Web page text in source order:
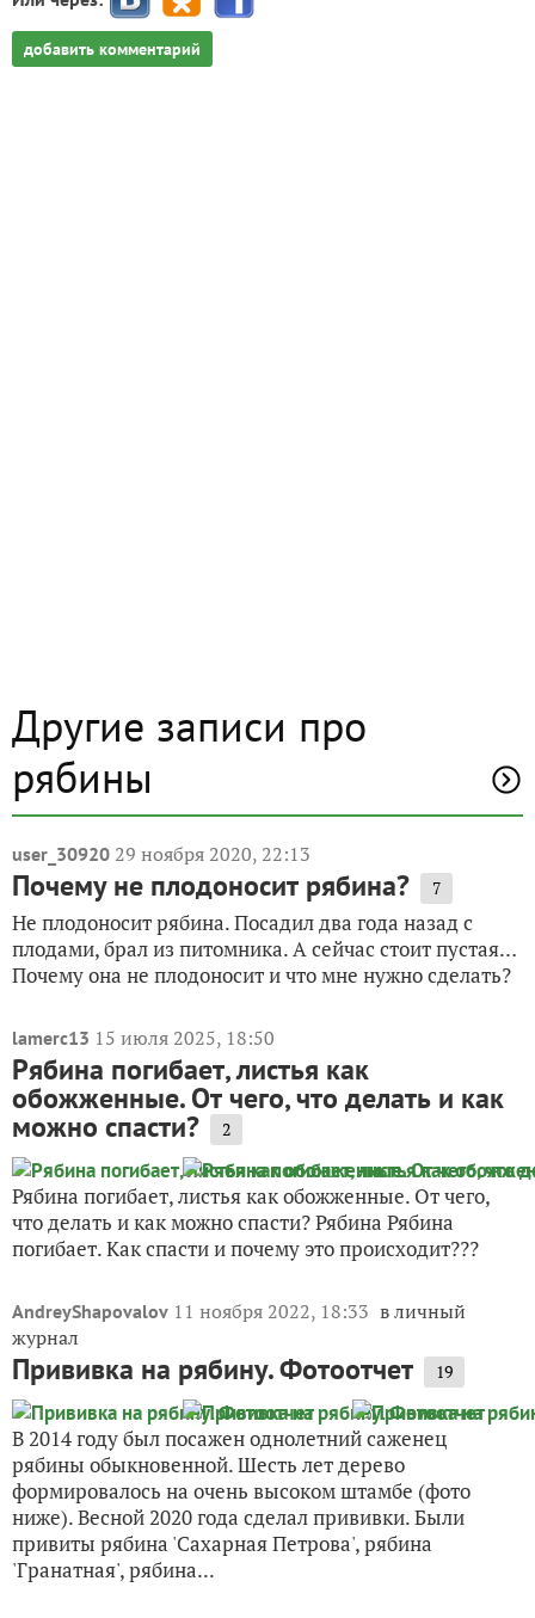
добавить комментарий
Другие записи про
рябины
user_30920 29 ноября 2020, 22:13
Почему не плодоносит рябина? 7
Не плодоносит рябина. Посадил два года назад с
плодами, брал из питомника. А сейчас стоит пустая…
Почему она не плодоносит и что мне нужно сделать?
lamerc13 15 июля 2025, 18:50
Рябина погибает, листья как
обожженные. От чего, что делать и как
можно спасти? 2
Рябина погибает, листья как обожженные. От чего,
что делать и как можно спасти? Рябина Рябина
погибает. Как спасти и почему это происходит???
AndreyShapovalov 11 ноября 2022, 18:33 в личный
журнал
Прививка на рябину. Фотоотчет 19
В 2014 году был посажен однолетний саженец
рябины обыкновенной. Шесть лет дерево
формировалось на очень высоком штамбе (фото
ниже). Весной 2020 года сделал прививки. Были
привиты рябина 'Сахарная Петрова', рябина
'Гранатная', рябина...